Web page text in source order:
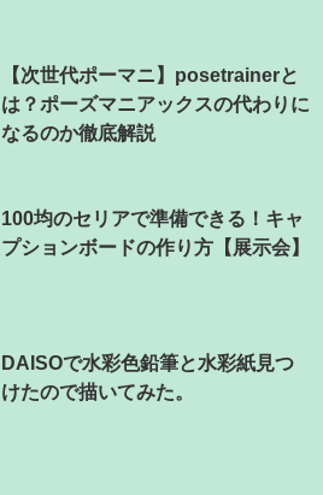
【次世代ポーマニ】posetrainerと
は？ポーズマニアックスの代わりに
なるのか徹底解説
100均のセリアで準備できる！キャ
プションボードの作り方【展示会】
DAISOで水彩色鉛筆と水彩紙見つ
けたので描いてみた。